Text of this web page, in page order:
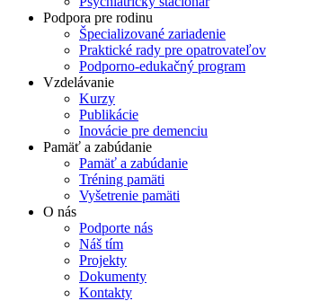
Podpora pre rodinu
Špecializované zariadenie
Praktické rady pre opatrovateľov
Podporno-edukačný program
Vzdelávanie
Kurzy
Publikácie
Inovácie pre demenciu
Pamäť a zabúdanie
Pamäť a zabúdanie
Tréning pamäti
Vyšetrenie pamäti
O nás
Podporte nás
Náš tím
Projekty
Dokumenty
Kontakty